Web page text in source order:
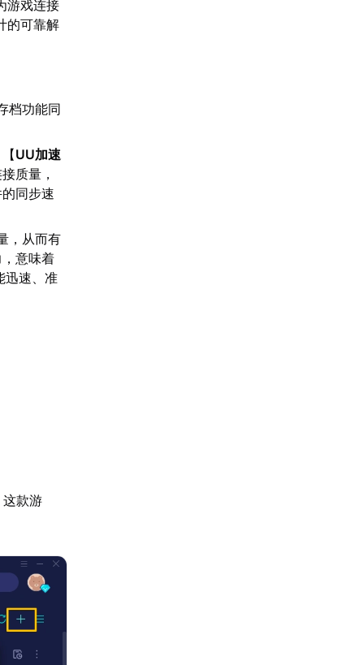
游戏连接
的可靠解
档功能同
UU加速
质量，
同步速
，从而有
意味着
迅速、准
款游